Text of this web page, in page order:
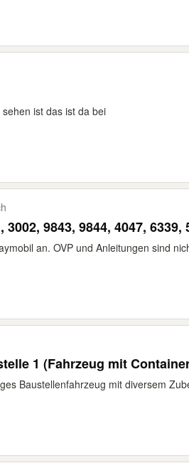
ist das ist da bei
9843, 9844, 4047, 6339,
an. OVP und Anleitungen sind
1 (Fahrzeug mit
Baustellenfahrzeug mit diversem